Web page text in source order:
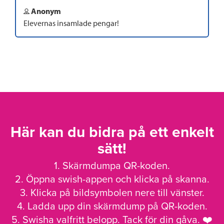
Anonym
Elevernas insamlade pengar!
Här kan du bidra på ett enkelt
sätt!
1. Skärmdumpa QR-koden.
2. Öppna swish-appen och klicka på skanna.
3. Klicka på bildsymbolen nere till vänster.
4. Ladda upp din skärmdump på QR-koden.
5. Swisha valfritt belopp. Tack för din gåva. ❤️